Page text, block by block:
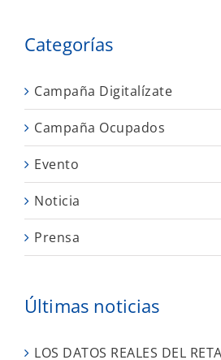
Categorías
Campaña Digitalízate
Campaña Ocupados
Evento
Noticia
Prensa
Últimas noticias
LOS DATOS REALES DEL